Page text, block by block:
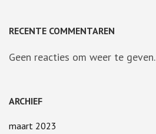
RECENTE COMMENTAREN
Geen reacties om weer te geven.
ARCHIEF
maart 2023